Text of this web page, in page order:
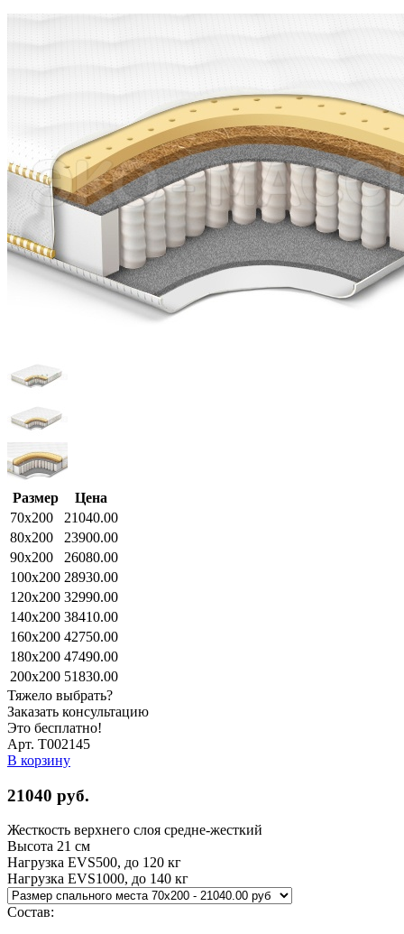
Размер
Цена
70x200
21040.00
80x200
23900.00
90x200
26080.00
100x200 28930.00
120x200 32990.00
140x200 38410.00
160x200 42750.00
180x200 47490.00
200x200 51830.00
Тяжело выбрать?
Заказать консультацию
Это бесплатно!
Арт. Т002145
В корзину
21040 руб.
Жесткость верхнего слоя средне-жесткий
Высота 21 см
Нагрузка EVS500, до 120 кг
Нагрузка EVS1000, до 140 кг
Состав: